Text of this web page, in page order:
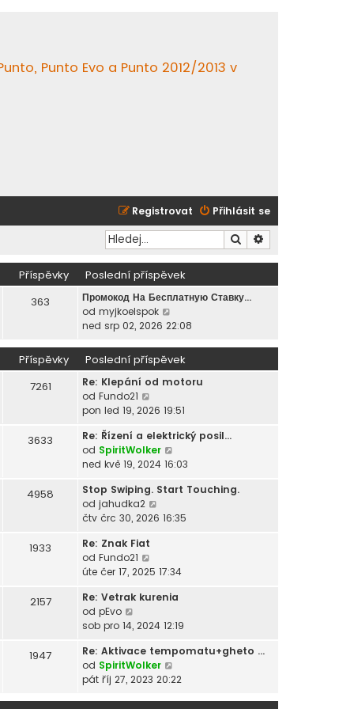
Punto Evo a Punto 2012/2013 v
Přihlásit se
Registrovat
Hledat
Příspěvky Poslední příspěvek
363
Промокод На Бесплатную Ставку…
od myjkoelspok
o
a
z
t
o
s
l
d
í
í
p
v
k
ned srp 02, 2026 22:08
Příspěvky Poslední příspěvek
7261
Re: Klepání od motoru
od Fundo21
o
r
a
z
t
p
o
e
n
p
í
s
p
pon led 19, 2026 19:51
3633
Re: Řízení a elektrický posil…
od SpiritWolker
o
r
z
o
e
n
p
í
ned kvě 19, 2024 16:03
4958
Stop Swiping. Start Touching.
od jahudka2
o
z
t
o
e
n
čtv črc 30, 2026 16:35
1933
Re: Znak Fiat
od Fundo21
o
r
z
t
p
o
s
úte čer 17, 2025 17:34
2157
Re: Vetrak kurenia
od pEvo
o
r
a
z
sob pro 14, 2024 12:19
1947
Re: Aktivace tempomatu+gheto …
od SpiritWolker
o
pát říj 27, 2023 20:22